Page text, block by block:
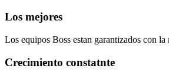
Los mejores
Los equipos Boss estan garantizados con la
Crecimiento constatnte